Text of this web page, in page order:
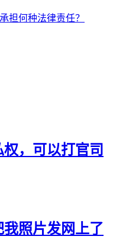
担何种法律责任？
权，可以打官司
我照片发网上了